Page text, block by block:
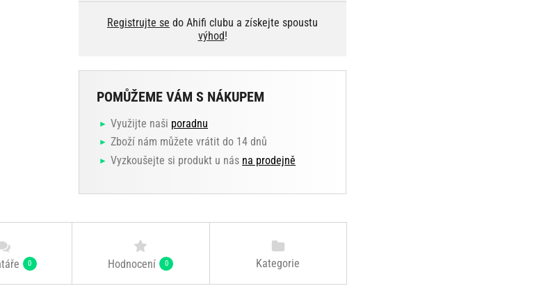
Registrujte se do Ahifi clubu a získejte spoustu
výhod!
POMŮŽEME VÁM S NÁKUPEM
Využijte naši poradnu
Zboží nám můžete vrátit do 14 dnů
Vyzkoušejte si produkt u nás na prodejně
0 Hodnocení 0 Kategorie